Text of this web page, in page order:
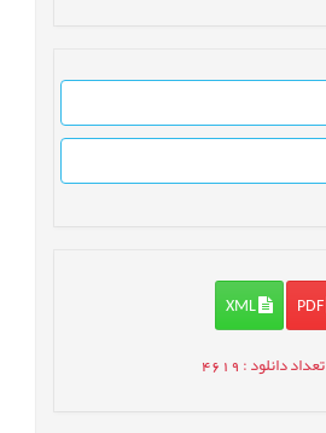
XML
تعداد دانلود: 4619